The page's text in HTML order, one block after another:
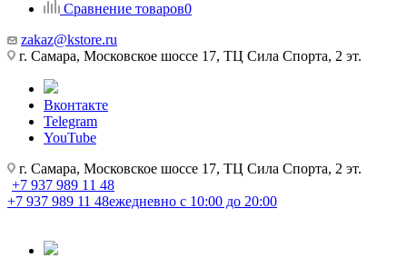
Сравнение товаров0
zakaz@kstore.ru
г. Самара, Московское шоссе 17, ТЦ Сила Спорта, 2 эт.
Вконтакте
Telegram
YouTube
г. Самара, Московское шоссе 17, ТЦ Сила Спорта, 2 эт.
+7 937 989 11 48
+7 937 989 11 48ежедневно с 10:00 до 20:00